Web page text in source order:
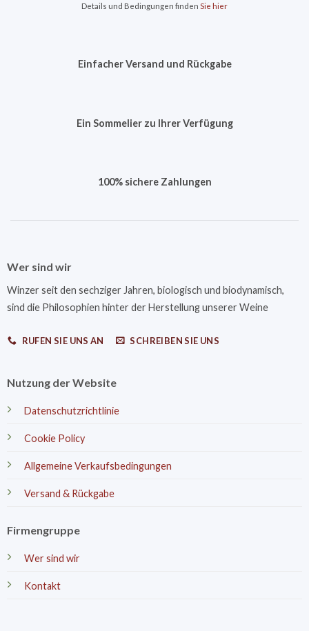
Details und Bedingungen finden Sie hier
Einfacher Versand und Rückgabe
Ein Sommelier zu Ihrer Verfügung
100% sichere Zahlungen
Wer sind wir
Winzer seit den sechziger Jahren, biologisch und biodynamisch,
sind die Philosophien hinter der Herstellung unserer Weine
RUFEN SIE UNS AN SCHREIBEN SIE UNS
Nutzung der Website
Datenschutzrichtlinie
Cookie Policy
Allgemeine Verkaufsbedingungen
Versand & Rückgabe
Firmengruppe
Wer sind wir
Kontakt